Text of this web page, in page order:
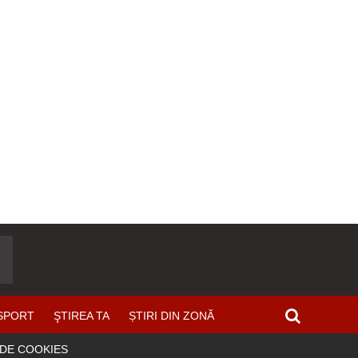
ŞTIREA TA ȘTIRI DIN ZONĂ
COOKIES